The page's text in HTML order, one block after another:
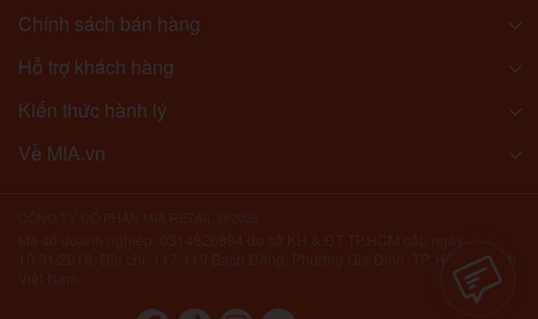
Chính sách bán hàng
Hỗ trợ khách hàng
Kiến thức hành lý
Về MIA.vn
10/01/2018. Địa chỉ: 117-119 Bạch Đằng, Phường Gia Định, TP. Hồ Chí Minh,